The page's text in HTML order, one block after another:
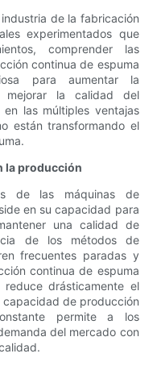
de la fabricación
experimentados que
comprender las
continua de espuma
para aumentar la
mejorar la calidad del
las múltiples ventajas
están transformando el
la producción
de las máquinas de
en su capacidad para
una calidad de
de los métodos de
frecuentes paradas y
continua de espuma
drásticamente el
de producción
permite a los
del mercado con